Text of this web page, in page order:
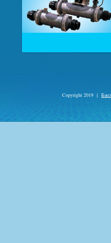
Copyright 2019 |